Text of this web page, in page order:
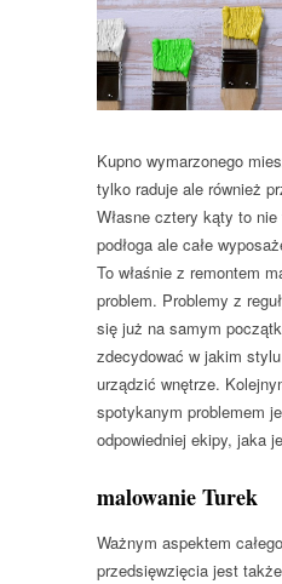
Kupno wymarzonego
tylko raduje ale również
Własne cztery kąty to
podłoga ale całe
To właśnie z remontem
problem. Problemy z
się już na samym
zdecydować w jakim
urządzić wnętrze.
spotykanym problemem
odpowiedniej ekipy, jaka
malowanie Turek
Ważnym aspektem całego
przedsięwzięcia jest